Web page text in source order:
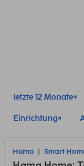
letzte 12 Monate
Einrichtung
Hama Smart